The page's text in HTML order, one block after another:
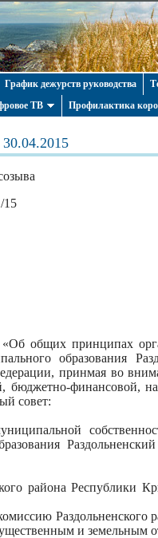
График дежурств руководства
ТВ Профилактика
общих принципах
образования
принмая во
бюджетно-финансовой,
совет:
района Республики
Раздольненского
и земельным